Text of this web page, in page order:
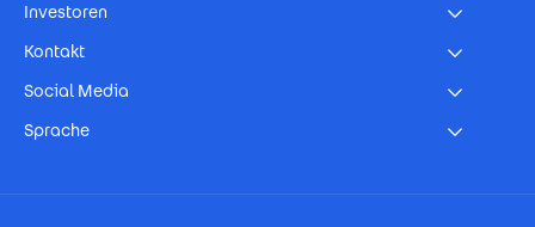
Investoren
Kontakt
Social Media
Sprache